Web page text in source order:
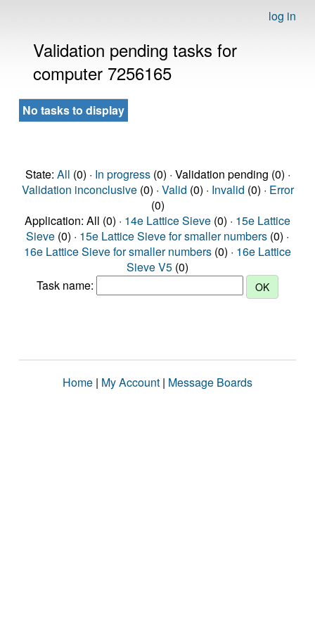
log in
Validation pending tasks for
computer 7256165
No tasks to display
State: All (0) · In progress(0) · Validation pending (0) ·
Validation inconclusive(0) · Valid (0) · Invalid (0) · Error
(0)
Application: All (0) · 14e Lattice Sieve (0) · 15e Lattice
Sieve (0) · 15e Lattice Sieve for smaller numbers (0) ·
16e Lattice Sieve for smaller numbers (0) · 16e Lattice
Sieve V5 (0)
Task name:
Home | My Account | Message Boards